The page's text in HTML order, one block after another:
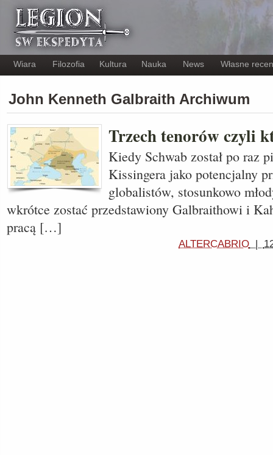
Wiara Filozofia Kultura Nauka News Własne
John Kenneth Galbraith Archiwum
Trzech tenorów czyli
Kiedy Schwab został po raz
Kissingera jako potencjalny
globalistów, stosunkowo
wkrótce zostać przedstawiony Galbraithowi i
pracą […]
ALTERCABRIO |